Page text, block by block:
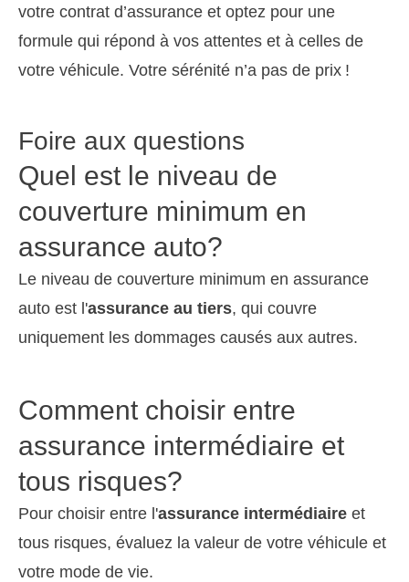
votre contrat d’assurance et optez pour une
formule qui répond à vos attentes et à celles de
votre véhicule. Votre sérénité n’a pas de prix !
Foire aux questions
Quel est le niveau de
couverture minimum en
assurance auto?
Le niveau de couverture minimum en assurance
auto est l'assurance au tiers, qui couvre
uniquement les dommages causés aux autres.
Comment choisir entre
assurance intermédiaire et
tous risques?
Pour choisir entre l'assurance intermédiaire et
tous risques, évaluez la valeur de votre véhicule et
votre mode de vie.